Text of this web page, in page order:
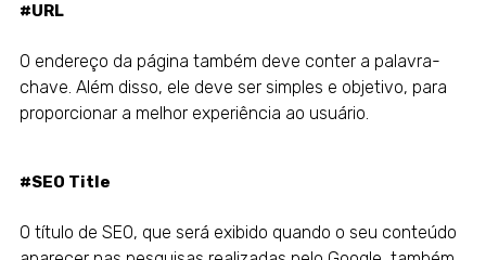
#URL
O endereço da página também deve conter a palavra-
chave. Além disso, ele deve ser simples e objetivo, para
proporcionar a melhor experiência ao usuário.
#SEO Title
O título de SEO, que será exibido quando o seu conteúdo